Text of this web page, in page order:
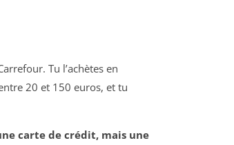
Tu l’achètes en
20 et 150 euros, et tu
carte de crédit, mais une